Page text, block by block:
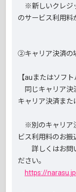
※新しいクレジ
のサービス利用料
②キャリア決済の
【auまたはソフト
同じキャリア決
キャリア決済また
※別のキャリア
ビス利用料のお振
詳しくはお問い
ださい。
https://